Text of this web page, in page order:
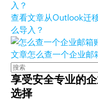
查看文章从Outlook迁
么导入？
文章怎么查一个企业邮
享受安全专业的
选择